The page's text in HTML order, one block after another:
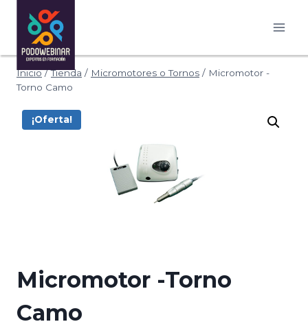
contenido
Inicio / Tienda / Micromotores o Tornos / Micromotor -
Torno Camo
¡Oferta!
Micromotor -Torno
Camo